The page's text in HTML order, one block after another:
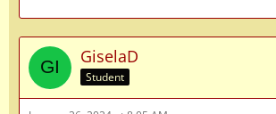
GiselaD
Student